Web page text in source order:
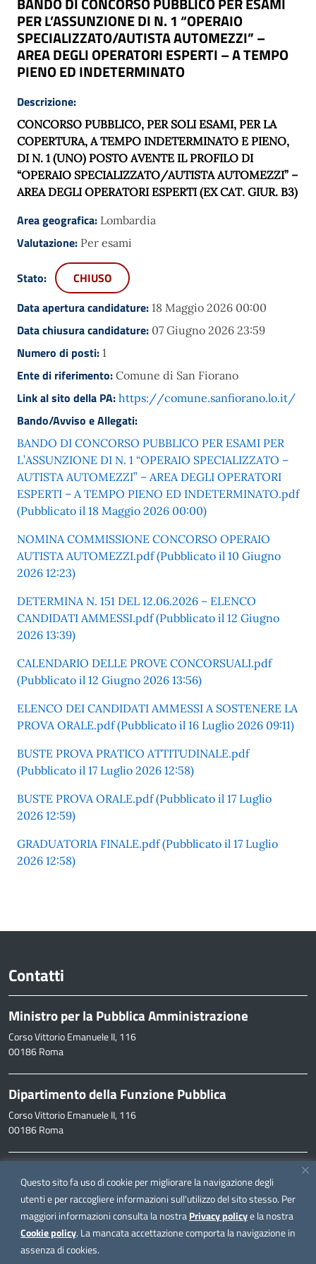
Questo sito fa uso di cookie per migliorare la navigazione degli
utenti e per raccogliere informazioni sull'utilizzo del sito stesso. Per
maggiori informazioni consulta la nostraPrivacy policye la nostra
Cookie policy. La mancata accettazione comporta la navigazione in
assenza di cookies.
PER L’ASSUNZIONE DI N. 1 “OPERAIO
SPECIALIZZATO/AUTISTA AUTOMEZZI” –
AREA DEGLI OPERATORI ESPERTI – A TEMPO
PIENO ED INDETERMINATO
Descrizione:
CONCORSO PUBBLICO, PER SOLI ESAMI, PER LA
COPERTURA, A TEMPO INDETERMINATO E PIENO,
DI N. 1 (UNO) POSTO AVENTE IL PROFILO DI
“OPERAIO SPECIALIZZATO/AUTISTA AUTOMEZZI” –
AREA DEGLI OPERATORI ESPERTI (EX CAT. GIUR. B3)
Area geografica: Lombardia
Valutazione: Per esami
Stato:
CHIUSO
Data apertura candidature: 18 Maggio 2026 00:00
Data chiusura candidature: 07 Giugno 2026 23:59
Numero di posti: 1
Ente di riferimento: Comune di San Fiorano
Link al sito della PA: https://comune.sanfiorano.lo.it/
Bando/Avviso e Allegati:
BANDO DI CONCORSO PUBBLICO PER ESAMI PER
L’ASSUNZIONE DI N. 1 “OPERAIO SPECIALIZZATO –
AUTISTA AUTOMEZZI” – AREA DEGLI OPERATORI
ESPERTI – A TEMPO PIENO ED INDETERMINATO.pdf
(Pubblicato il 18 Maggio 2026 00:00)
NOMINA COMMISSIONE CONCORSO OPERAIO
AUTISTA AUTOMEZZI.pdf (Pubblicato il 10 Giugno
2026 12:23)
DETERMINA N. 151 DEL 12.06.2026 – ELENCO
CANDIDATI AMMESSI.pdf (Pubblicato il 12 Giugno
2026 13:39)
CALENDARIO DELLE PROVE CONCORSUALI.pdf
(Pubblicato il 12 Giugno 2026 13:56)
ELENCO DEI CANDIDATI AMMESSI A SOSTENERE LA
PROVA ORALE.pdf (Pubblicato il 16 Luglio 2026 09:11)
BUSTE PROVA PRATICO ATTITUDINALE.pdf
(Pubblicato il 17 Luglio 2026 12:58)
BUSTE PROVA ORALE.pdf (Pubblicato il 17 Luglio
2026 12:59)
GRADUATORIA FINALE.pdf (Pubblicato il 17 Luglio
2026 12:58)
Contatti
Ministro per la Pubblica Amministrazione
Corso Vittorio Emanuele II, 116
00186 Roma
Dipartimento della Funzione Pubblica
Corso Vittorio Emanuele II, 116
00186 Roma
inpa@funzionepubblica.it
FAQ
FAQ – Domande e risposte